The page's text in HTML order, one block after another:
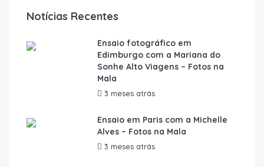
Notícias Recentes
Ensaio fotográfico em
Edimburgo com a Mariana do
Sonhe Alto Viagens – Fotos na
Mala
3 meses atrás
Ensaio em Paris com a Michelle
Alves – Fotos na Mala
3 meses atrás